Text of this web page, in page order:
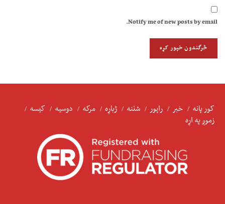
Notify me of new posts by email.
کور پانه خبر راپور شننه ژباړه مرکه دوسیه
کیسه
زموږ په اړه